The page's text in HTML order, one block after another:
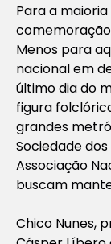
Para a
comemoração
Menos para
nacional em
último dia do
figura
grandes
Sociedade
Associação
buscam
Chico Nunes,